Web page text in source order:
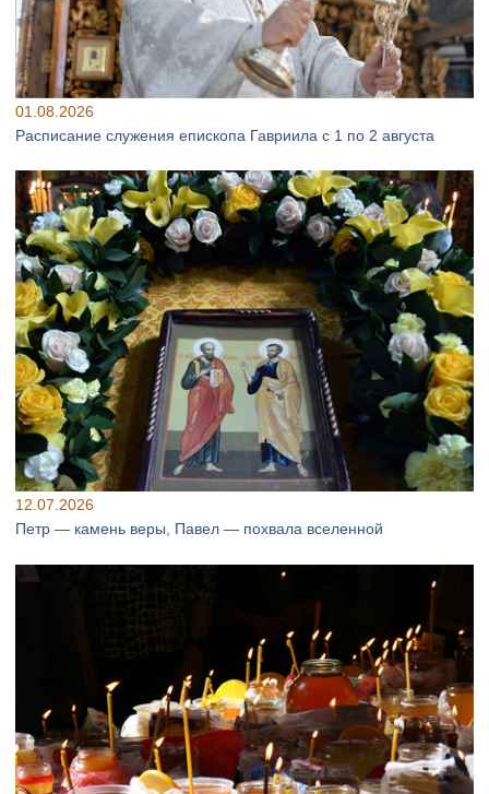
01.08.2026
Расписание служения епископа Гавриила с 1 по 2 августа
12.07.2026
Петр — камень веры, Павел — похвала вселенной